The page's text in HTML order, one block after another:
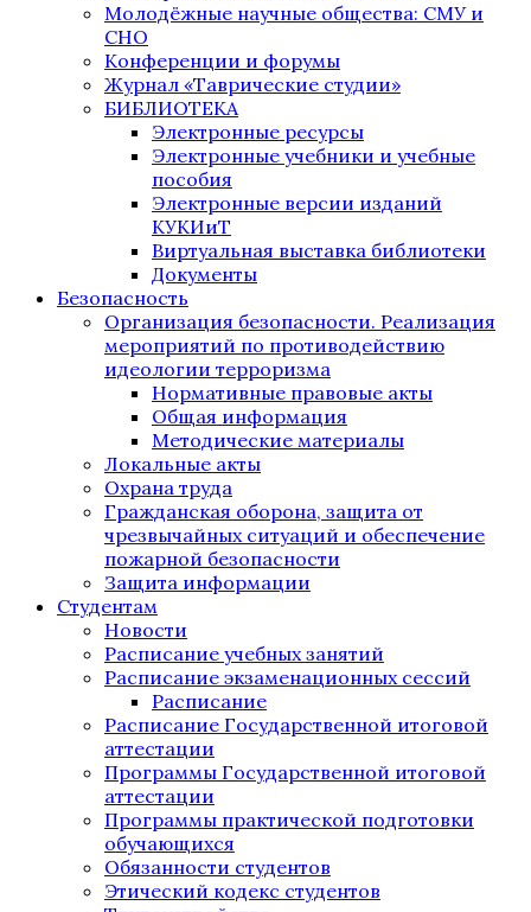
Молодёжные научные общества: СМУ и
СНО
Конференции и форумы
Журнал «Таврические студии»
БИБЛИОТЕКА
Электронные ресурсы
Электронные учебники и учебные
пособия
Электронные версии изданий
КУКИиТ
Виртуальная выставка библиотеки
Документы
Безопасность
Организация безопасности. Реализация
мероприятий по противодействию
идеологии терроризма
Нормативные правовые акты
Общая информация
Методические материалы
Локальные акты
Охрана труда
Гражданская оборона, защита от
чрезвычайных ситуаций и обеспечение
пожарной безопасности
Защита информации
Студентам
Новости
Расписание учебных занятий
Расписание экзаменационных сессий
Расписание
Расписание Государственной итоговой
аттестации
Программы Государственной итоговой
аттестации
Программы практической подготовки
обучающихся
Обязанности студентов
Этический кодекс студентов